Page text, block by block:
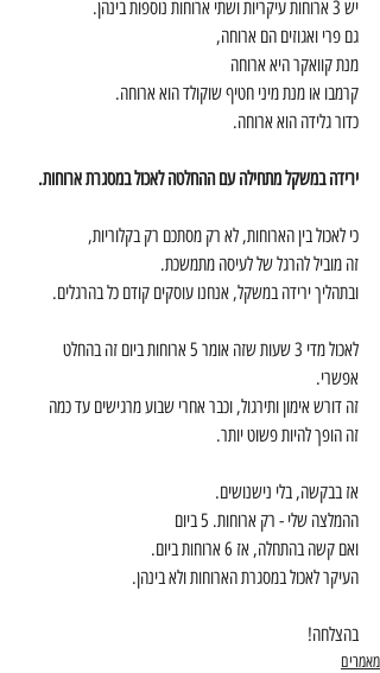
יש 3 ארוחות עיקריות ושתי ארוחות נוספות בינהן.
גם פרי ואגוזים הם ארוחה,
מנת קוואקר היא ארוחה
קרמבו או מנת מיני חטיף שוקולד הוא ארוחה.
כדור גלידה הוא ארוחה.
ירידה במשקל מתחילה עם ההחלטה לאכול במסגרת ארוחות.
כי לאכול בין הארוחות, לא רק מסתכם רק בקלוריות,
זה מוביל להרגל של לעיסה מתמשכת.
ובתהליך ירידה במשקל, אנחנו עוסקים קודם כל בהרגלים.
לאכול מדי 3 שעות שזה אומר 5 ארוחות ביום זה בהחלט
אפשרי.
זה דורש אימון ותירגול, וכבר אחרי שבוע מרגישים עד כמה
זה הופך להיות פשוט יותר.
אז בבקשה, בלי נישנושים.
ההמלצה שלי - רק ארוחות. 5 ביום
ואם קשה בהתחלה, אז 6 ארוחות ביום.
העיקר לאכול במסגרת הארוחות ולא בינהן.
בהצלחה!
מאמרים